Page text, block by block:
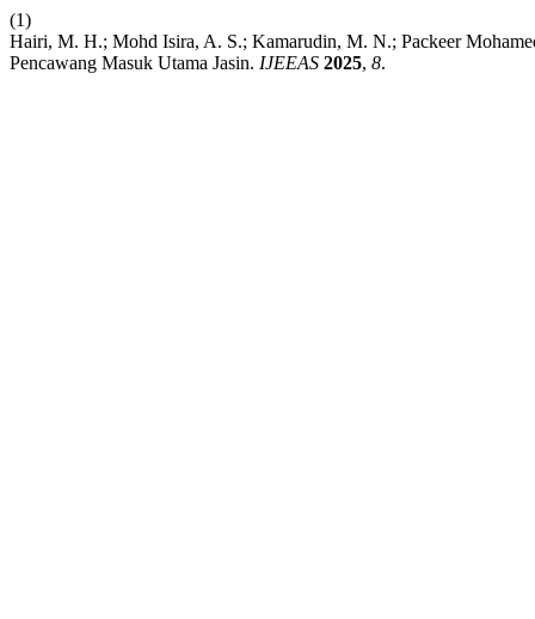
(1)
Hairi, M. H.; Mohd Isira, A. S.; Kamarudin, M. N.; Packeer
Pencawang Masuk Utama Jasin. IJEEAS 2025, 8.